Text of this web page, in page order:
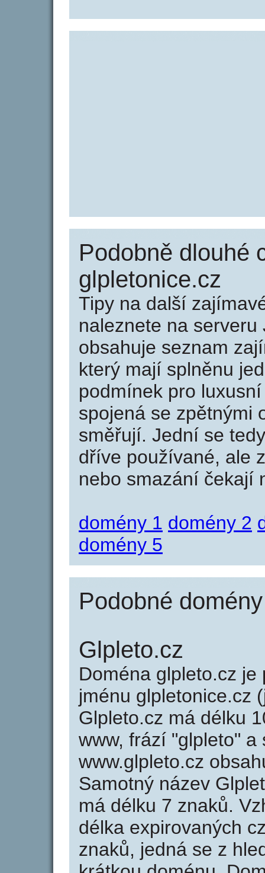
Podobně dlouhé
glpletonice.cz
Tipy na další
naleznete na serveru
obsahuje seznam
který mají splněnu
podmínek pro
spojená se zpětnými
směřují. Jední se
dříve používané, ale
nebo smazání čekají
domény 1 domény 2
domény 5
Podobné
Glpleto.cz
Doména glpleto.cz
jménu glpletonice.cz
Glpleto.cz má délku
www, frází "glpleto"
www.glpleto.cz
Samotný název
má délku 7 znaků.
délka expirovaných
znaků, jedná se z